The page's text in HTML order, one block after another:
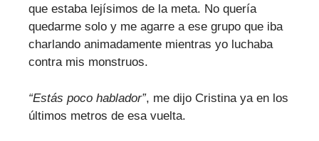
que estaba lejísimos de la meta. No quería
quedarme solo y me agarre a ese grupo que iba
charlando animadamente mientras yo luchaba
contra mis monstruos.
“Estás poco hablador”, me dijo Cristina ya en los
últimos metros de esa vuelta.